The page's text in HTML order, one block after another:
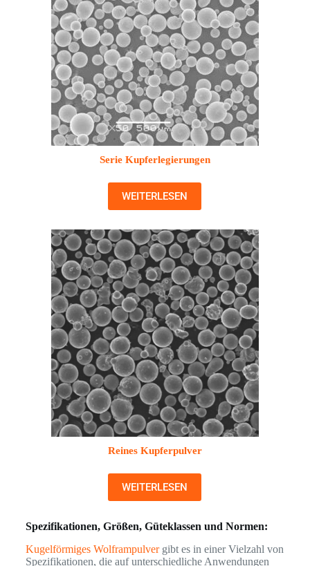
Serie Kupferlegierungen
WEITERLESEN
Reines Kupferpulver
WEITERLESEN
Spezifikationen, Größen, Güteklassen und Normen:
Kugelförmiges Wolframpulvergibt es in einer Vielzahl von
Spezifikationen, die auf unterschiedliche Anwendungen